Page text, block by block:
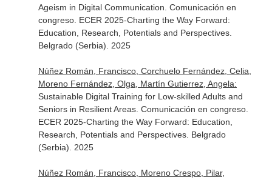
Ageism in Digital Communication. Comunicación en
congreso. ECER 2025-Charting the Way Forward:
Education, Research, Potentials and Perspectives.
Belgrado (Serbia). 2025
Núñez Román, Francisco, Corchuelo Fernández, Celia,
Moreno Fernández, Olga, Martín Gutierrez, Angela:
Sustainable Digital Training for Low-skilled Adults and
Seniors in Resilient Areas. Comunicación en congreso.
ECER 2025-Charting the Way Forward: Education,
Research, Potentials and Perspectives. Belgrado
(Serbia). 2025
Núñez Román, Francisco, Moreno Crespo, Pilar,